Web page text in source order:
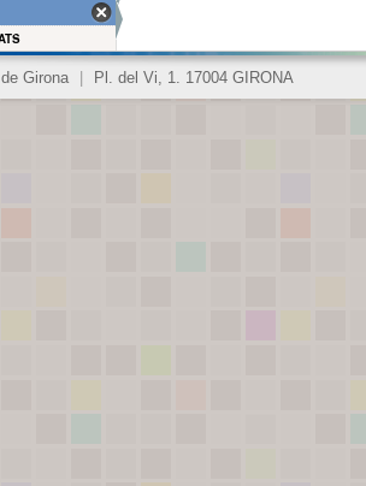
Girona Pl. del Vi, 1. 17004 GIRONA